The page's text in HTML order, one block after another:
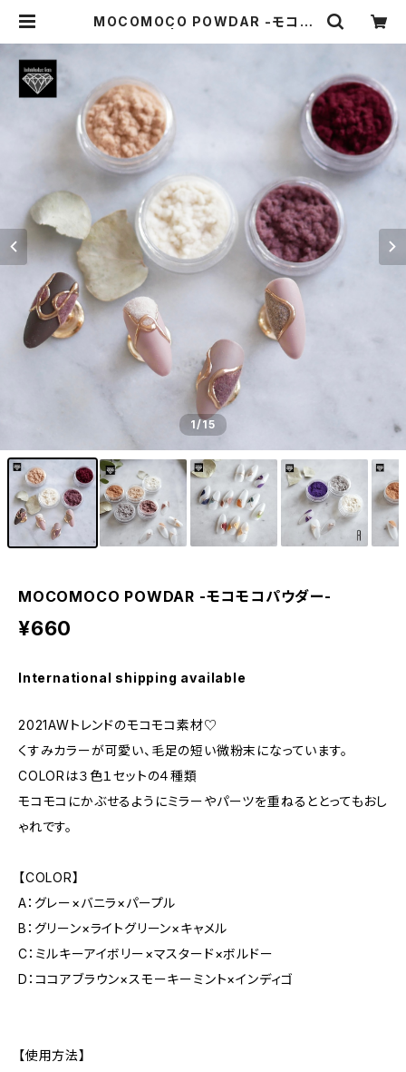
MOCOMOCO POWDAR -モコモ
1/15
MOCOMOCO POWDAR -モコモコパウダー-
¥660
International shipping available
2021AWトレンドのモコモコ素材♡
くすみカラーが可愛い、毛足の短い微粉末になっています。
COLORは３色１セットの４種類
モコモコにかぶせるようにミラーやパーツを重ねるととってもおし
ゃれです。
【COLOR】
A：グレー×バニラ×パープル
B：グリーン×ライトグリーン×キャメル
C：ミルキーアイボリー×マスタード×ボルドー
D：ココアブラウン×スモーキーミント×インディゴ
【使用方法】